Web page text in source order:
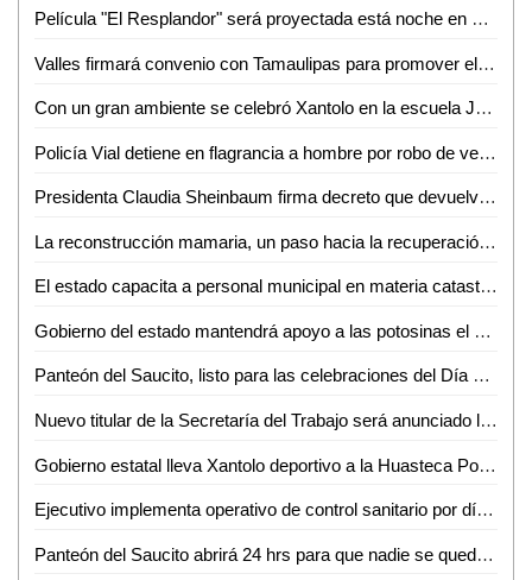
Película "El Resplandor" será proyectada está noche en el panteón municipal de Valles
Valles firmará convenio con Tamaulipas para promover el turismo e infraestructura en ambas regiones
Con un gran ambiente se celebró Xantolo en la escuela Juventud y Patriotismo de Ciudad Valles
Policía Vial detiene en flagrancia a hombre por robo de vehículo con violencia
Presidenta Claudia Sheinbaum firma decreto que devuelve CFE y Pemex al pueblo de México
La reconstrucción mamaria, un paso hacia la recuperación emocional y física de las mujeres
El estado capacita a personal municipal en materia catastral
Gobierno del estado mantendrá apoyo a las potosinas el 1 y 2 de noviembre
Panteón del Saucito, listo para las celebraciones del Día de Muertos: Alcalde Galindo encabeza rehabilitación
Nuevo titular de la Secretaría del Trabajo será anunciado la próxima semana
Gobierno estatal lleva Xantolo deportivo a la Huasteca Potosina
Ejecutivo implementa operativo de control sanitario por día de muertos
Panteón del Saucito abrirá 24 hrs para que nadie se quede sin visitar a sus seres queridos, anuncia Alcalde Galindo